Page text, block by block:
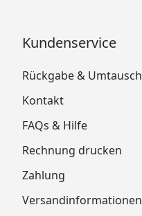
Kundenservice
Rückgabe & Umtausch
Kontakt
FAQs & Hilfe
Rechnung drucken
Zahlung
Versandinformationen